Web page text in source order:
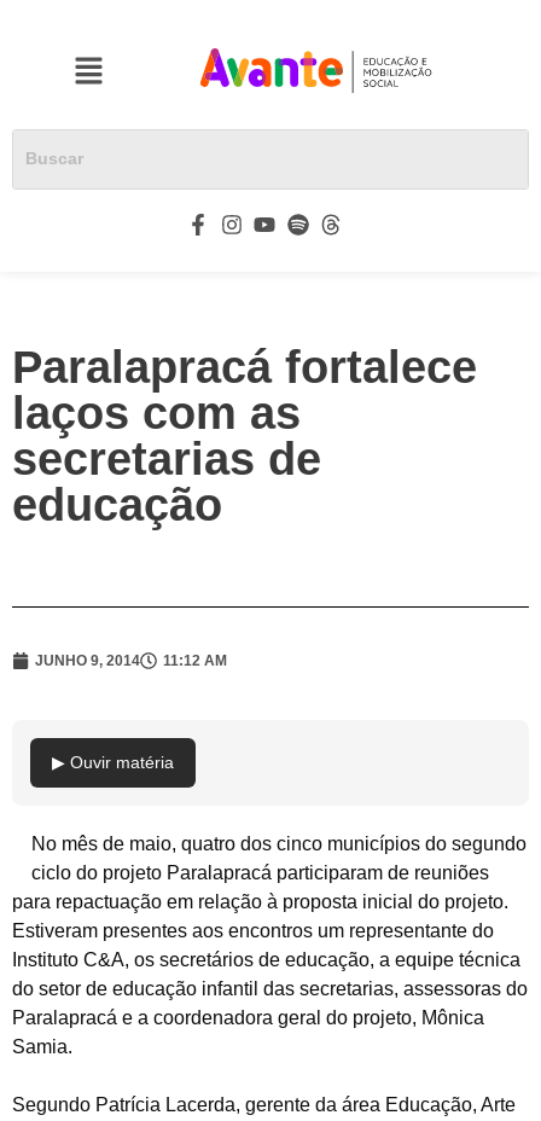
Paralapracá fortalece
laços com as
secretarias de
educação
JUNHO 9, 2014 11:12 AM
▶ Ouvir matéria
No mês de maio, quatro dos cinco municípios do segundo
ciclo do projeto Paralapracá participaram de reuniões
para repactuação em relação à proposta inicial do projeto.
Estiveram presentes aos encontros um representante do
Instituto C&A, os secretários de educação, a equipe técnica
do setor de educação infantil das secretarias, assessoras do
Paralapracá e a coordenadora geral do projeto, Mônica
Samia.
Segundo Patrícia Lacerda, gerente da área Educação, Arte